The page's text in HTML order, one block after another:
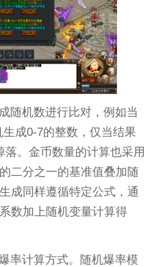
随机数进行比对，例如当
成0-7的整数，仅当结果
。金币数量的计算也采用
二分之一的基准值叠加随
成同样遵循特定公式，通
数加上随机变量计算得
率计算方式。随机爆率模